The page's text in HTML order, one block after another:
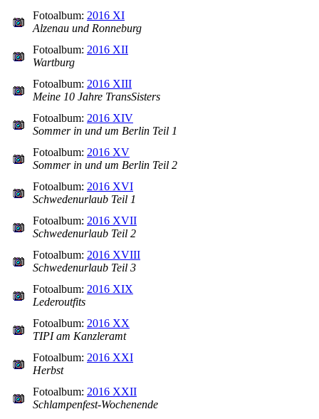
Fotoalbum: 2016 XI
Alzenau und Ronneburg
Fotoalbum: 2016 XII
Wartburg
Fotoalbum: 2016 XIII
Meine 10 Jahre TransSisters
Fotoalbum: 2016 XIV
Sommer in und um Berlin Teil 1
Fotoalbum: 2016 XV
Sommer in und um Berlin Teil 2
Fotoalbum: 2016 XVI
Schwedenurlaub Teil 1
Fotoalbum: 2016 XVII
Schwedenurlaub Teil 2
Fotoalbum: 2016 XVIII
Schwedenurlaub Teil 3
Fotoalbum: 2016 XIX
Lederoutfits
Fotoalbum: 2016 XX
TIPI am Kanzleramt
Fotoalbum: 2016 XXI
Herbst
Fotoalbum: 2016 XXII
Schlampenfest-Wochenende